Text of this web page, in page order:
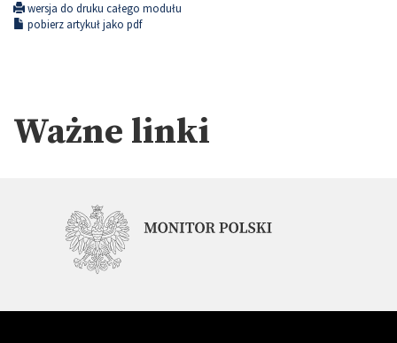
wersja do druku całego modułu
pobierz artykuł jako pdf
Ważne linki